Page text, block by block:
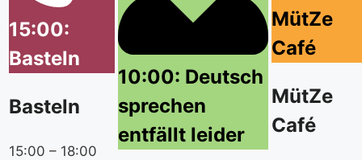
15:00:
Basteln
Basteln
15:00 – 18:00
10:00: Deutsch
sprechen
entfällt leider
MütZe
Café
MütZe
Café